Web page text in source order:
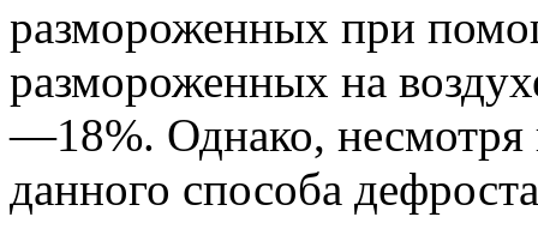
размороженных при
размороженных на
—18%. Однако, несмотря
данного способа